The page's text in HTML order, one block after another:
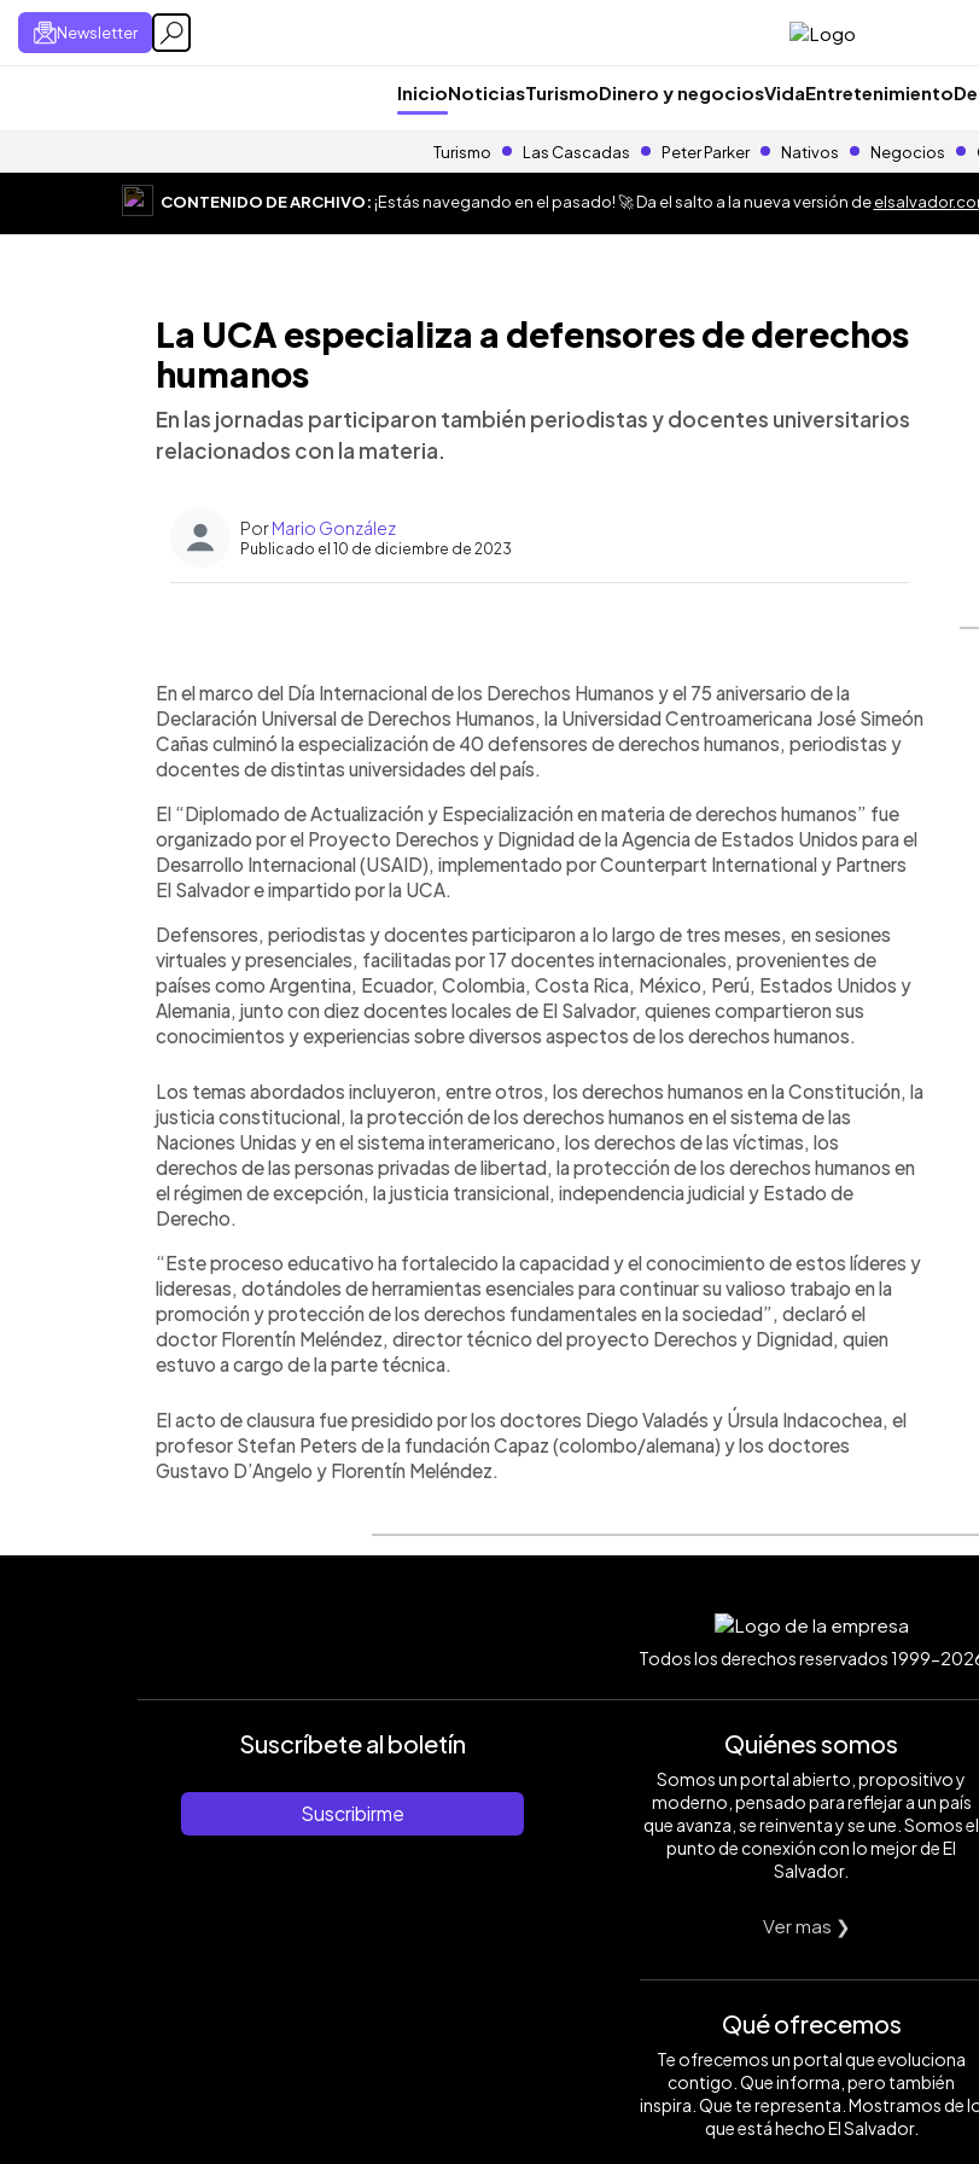
Newsletter
InicioNoticiasTurismoDinero y negociosVidaEntretenimiento
Turismo Las Cascadas Peter Parker Nativos Negocios
CONTENIDO DE ARCHIVO:¡Estás navegando en el pasado! 🚀 Da el salto a la nueva versión de
La UCA especializa a defensores de derechos
humanos
En las jornadas participaron también periodistas y docentes universitarios
relacionados con la materia.
PorMario González
Publicado el 10 de diciembre de 2023
Escuchar artículo
En el marco del Día Internacional de los Derechos Humanos y el 75 aniversario de la
Declaración Universal de Derechos Humanos, la Universidad Centroamericana José Simeón
Cañas culminó la especialización de 40 defensores de derechos humanos, periodistas y
docentes de distintas universidades del país.
El “Diplomado de Actualización y Especialización en materia de derechos humanos” fue
organizado por el Proyecto Derechos y Dignidad de la Agencia de Estados Unidos para el
Desarrollo Internacional (USAID), implementado por Counterpart International y Partners
El Salvador e impartido por la UCA.
Defensores, periodistas y docentes participaron a lo largo de tres meses, en sesiones
virtuales y presenciales, facilitadas por 17 docentes internacionales, provenientes de
países como Argentina, Ecuador, Colombia, Costa Rica, México, Perú, Estados Unidos y
Alemania, junto con diez docentes locales de El Salvador, quienes compartieron sus
conocimientos y experiencias sobre diversos aspectos de los derechos humanos.
Los temas abordados incluyeron, entre otros, los derechos humanos en la Constitución, la
justicia constitucional, la protección de los derechos humanos en el sistema de las
Naciones Unidas y en el sistema interamericano, los derechos de las víctimas, los
derechos de las personas privadas de libertad, la protección de los derechos humanos en
el régimen de excepción, la justicia transicional, independencia judicial y Estado de
Derecho.
“Este proceso educativo ha fortalecido la capacidad y el conocimiento de estos líderes y
lideresas, dotándoles de herramientas esenciales para continuar su valioso trabajo en la
promoción y protección de los derechos fundamentales en la sociedad”, declaró el
doctor Florentín Meléndez, director técnico del proyecto Derechos y Dignidad, quien
estuvo a cargo de la parte técnica.
El acto de clausura fue presidido por los doctores Diego Valadés y Úrsula Indacochea, el
profesor Stefan Peters de la fundación Capaz (colombo/alemana) y los doctores
Gustavo D’Angelo y Florentín Meléndez.
Todos los derechos reservados 1999-
Suscríbete al boletín
Suscribirme
Quiénes somos
Somos un portal abierto, propositivo y
moderno, pensado para reflejar a un país
que avanza, se reinventa y se une. Somos el
punto de conexión con lo mejor de El
Salvador.
Ver mas ❯
Qué ofrecemos
Te ofrecemos un portal que evoluciona
contigo. Que informa, pero también
inspira. Que te representa. Mostramos de
que está hecho El Salvador.